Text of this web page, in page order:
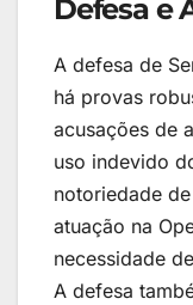
Defesa e
A defesa de
há provas
acusações de
uso indevido
notoriedade
atuação na
necessidade
A defesa